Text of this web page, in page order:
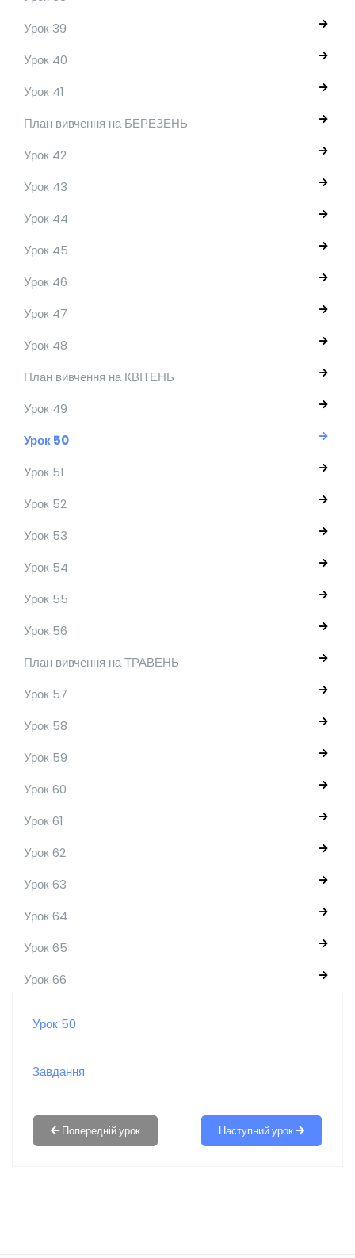
Урок 39
Урок 40
Урок 41
План вивчення на БЕРЕЗЕНЬ
Урок 42
Урок 43
Урок 44
Урок 45
Урок 46
Урок 47
Урок 48
План вивчення на КВІТЕНЬ
Урок 49
Урок 50
Урок 51
Урок 52
Урок 53
Урок 54
Урок 55
Урок 56
План вивчення на ТРАВЕНЬ
Урок 57
Урок 58
Урок 59
Урок 60
Урок 61
Урок 62
Урок 63
Урок 64
Урок 65
Урок 66
Урок 50
Завдання
Наступний урок